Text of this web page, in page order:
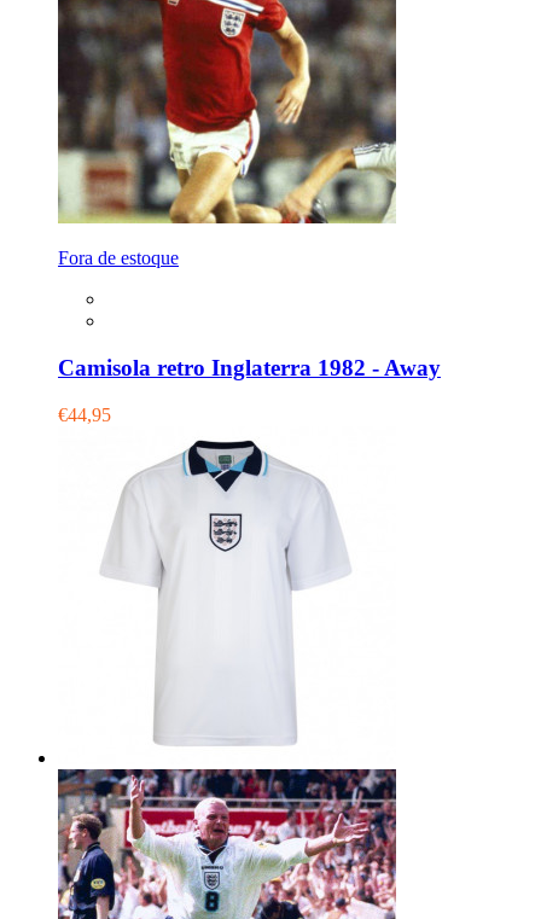
Fora de estoque
Camisola retro Inglaterra 1982 - Away
€44,95